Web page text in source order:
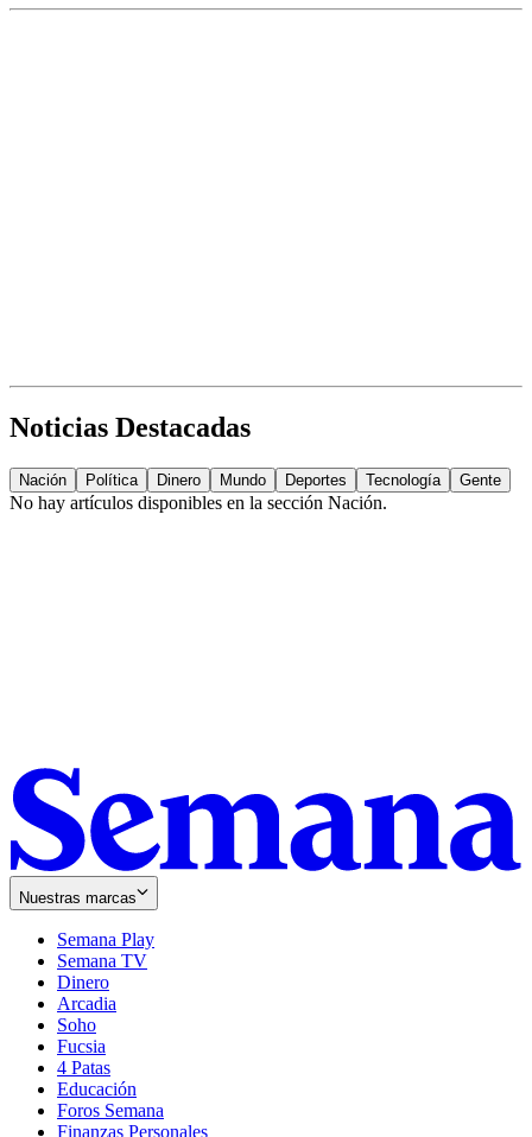
Noticias Destacadas
Nación Política Dinero Mundo Deportes Tecnología Gente
No hay artículos disponibles en la sección Nación.
Nuestras marcas
Semana Play
Semana TV
Dinero
Arcadia
Soho
in
new
window
Fucsia
in
new
window
4 Patas
Educación
Foros Semana
Finanzas Personales